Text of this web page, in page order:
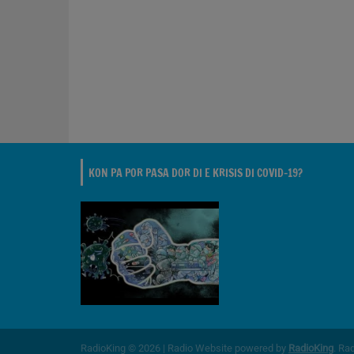
KON PA POR PASA DOR DI E KRISIS DI COVID-19?
RadioKing © 2026 | Radio Website powered by RadioKing.